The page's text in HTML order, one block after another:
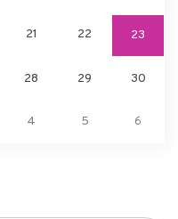
21 22 23
28 29 30
4 5 6